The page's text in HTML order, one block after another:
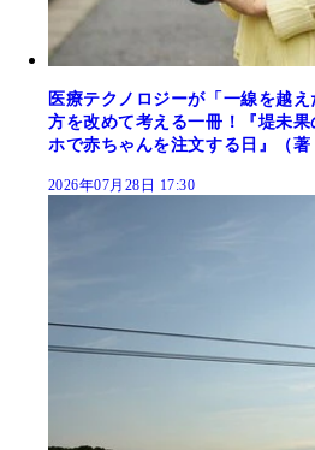
医療テクノロジーが「一線を越
方を改めて考える一冊！『堤未
ホで赤ちゃんを注文する日』（著
2026年07月28日 17:30